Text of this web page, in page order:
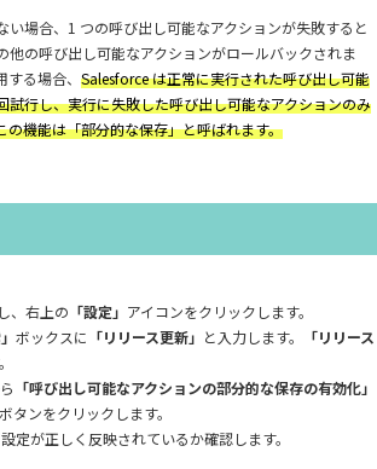
い場合、1 つの呼び出し可能なアクションが失敗すると
他の呼び出し可能なアクションがロールバックされま
る場合、 Salesforce は正常に実行された呼び出し可能
試行し、実行に失敗した呼び出し可能なアクションのみ
の機能は「部分的な保存」と呼ばれます。
、右上の 「設定」 アイコンをクリックします。
ボックスに 「リリース更新」 と入力します。
「リリース
「呼び出し可能なアクションの部分的な保存の有効化」
ボタンをクリックします。
定が正しく反映されているか確認します。